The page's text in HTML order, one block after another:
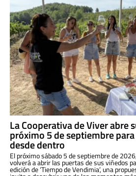
La Cooperativa de Viver abre
próximo 5 de septiembre
desde dentro
El próximo sábado 5 de septiembre de
volverá a abrir las puertas de sus viñedos
edición de ‘Tiempo de Vendimia’, una